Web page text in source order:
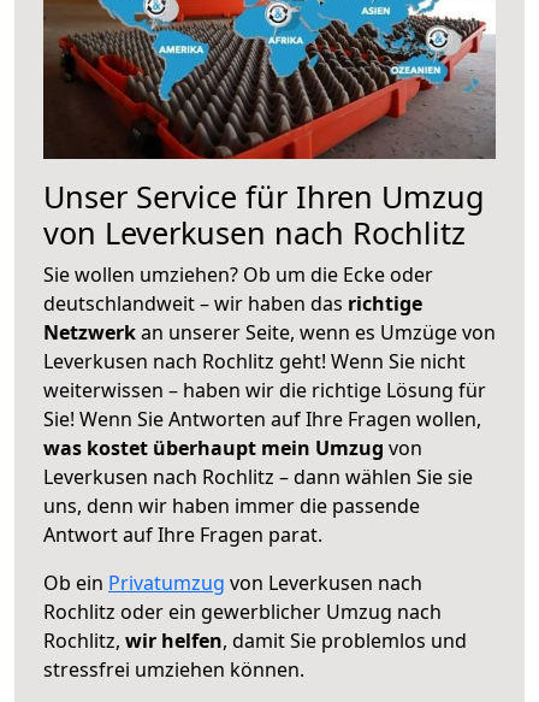
Unser Service für Ihren Umzug
von Leverkusen nach Rochlitz
Sie wollen umziehen? Ob um die Ecke oder
deutschlandweit – wir haben das richtige
Netzwerkan unserer Seite, wenn es Umzüge von
Leverkusen nach Rochlitz geht! Wenn Sie nicht
weiterwissen – haben wir die richtige Lösung für
Sie! Wenn Sie Antworten auf Ihre Fragen wollen,
was kostet überhaupt mein Umzug von
Leverkusen nach Rochlitz – dann wählen Sie sie
uns, denn wir haben immer die passende
Antwort auf Ihre Fragen parat.
Ob ein Privatumzug von Leverkusen nach
Rochlitz oder ein gewerblicher Umzug nach
Rochlitz, wir helfen, damit Sie problemlos und
stressfrei umziehen können.